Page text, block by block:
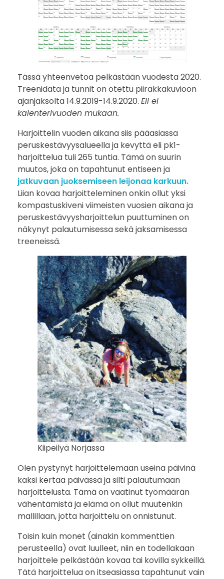
Tässä yhteenvetoa pelkästään vuodesta 2020.
Treenidata ja tunnit on otettu piirakkakuvioon
ajanjaksolta 14.9.2019-14.9.2020. Eli ei
kalenterivuoden mukaan.
Harjoittelin vuoden aikana siis pääasiassa
peruskestävyysalueella ja kevyttä eli pk1-
harjoittelua tuli 265 tuntia. Tämä on suurin
muutos, joka on tapahtunut entiseen ja
jatkuvaan juoksemiseen leijonaa karkuun.
Liian kovaa harjoitteleminen onkin ollut yksi
kompastuskiveni viimeisten vuosien aikana ja
peruskestävyysharjoittelun puuttuminen on
näkynyt palautumisessa sekä jaksamisessa
treeneissä.
Kiipeilyä Norjassa
Olen pystynyt harjoittelemaan useina päivinä
kaksi kertaa päivässä ja silti palautumaan
harjoittelusta. Tämä on vaatinut työmäärän
vähentämistä ja elämä on ollut muutenkin
mallillaan, jotta harjoittelu on onnistunut.
Toisin kuin monet (ainakin kommenttien
perusteella) ovat luulleet, niin en todellakaan
harjoittele pelkästään kovaa tai kovilla sykkeillä.
Tätä harjoittelua on itseasiassa tapahtunut vain